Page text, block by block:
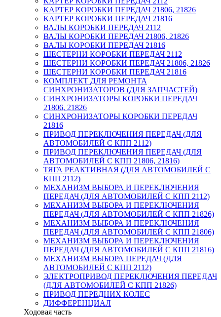
КАРТЕР КОРОБКИ ПЕРЕДАЧ 21806, 21826
КАРТЕР КОРОБКИ ПЕРЕДАЧ 21816
ВАЛЫ КОРОБКИ ПЕРЕДАЧ 2112
ВАЛЫ КОРОБКИ ПЕРЕДАЧ 21806, 21826
ВАЛЫ КОРОБКИ ПЕРЕДАЧ 21816
ШЕСТЕРНИ КОРОБКИ ПЕРЕДАЧ 2112
ШЕСТЕРНИ КОРОБКИ ПЕРЕДАЧ 21806, 21826
ШЕСТЕРНИ КОРОБКИ ПЕРЕДАЧ 21816
КОМПЛЕКТ ДЛЯ РЕМОНТА
СИНХРОНИЗАТОРОВ (ДЛЯ ЗАПЧАСТЕЙ)
СИНХРОНИЗАТОРЫ КОРОБКИ ПЕРЕДАЧ
21806, 21826
СИНХРОНИЗАТОРЫ КОРОБКИ ПЕРЕДАЧ
21816
ПРИВОД ПЕРЕКЛЮЧЕНИЯ ПЕРЕДАЧ (ДЛЯ
АВТОМОБИЛЕЙ С КПП 2112)
ПРИВОД ПЕРЕКЛЮЧЕНИЯ ПЕРЕДАЧ (ДЛЯ
АВТОМОБИЛЕЙ С КПП 21806, 21816)
ТЯГА РЕАКТИВНАЯ (ДЛЯ АВТОМОБИЛЕЙ С
КПП 2112)
МЕХАНИЗМ ВЫБОРА И ПЕРЕКЛЮЧЕНИЯ
ПЕРЕДАЧ (ДЛЯ АВТОМОБИЛЕЙ С КПП 2112)
МЕХАНИЗМ ВЫБОРА И ПЕРЕКЛЮЧЕНИЯ
ПЕРЕДАЧ (ДЛЯ АВТОМОБИЛЕЙ С КПП 21826)
МЕХАНИЗМ ВЫБОРА И ПЕРЕКЛЮЧЕНИЯ
ПЕРЕДАЧ (ДЛЯ АВТОМОБИЛЕЙ С КПП 21806)
МЕХАНИЗМ ВЫБОРА И ПЕРЕКЛЮЧЕНИЯ
ПЕРЕДАЧ (ДЛЯ АВТОМОБИЛЕЙ С КПП 21816)
МЕХАНИЗМ ВЫБОРА ПЕРЕДАЧ (ДЛЯ
АВТОМОБИЛЕЙ С КПП 2112)
ЭЛЕКТРОПРИВОД ПЕРЕКЛЮЧЕНИЯ ПЕРЕДАЧ
(ДЛЯ АВТОМОБИЛЕЙ С КПП 21826)
ПРИВОД ПЕРЕДНИХ КОЛЕС
ДИФФЕРЕНЦИАЛ
Ходовая часть